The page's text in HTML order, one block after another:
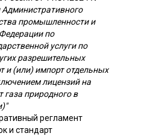
промышленности и
по
услуги по
разрешительных
и (или) импорт отдельных
лицензий на
газа природного в
регламент
и стандарт